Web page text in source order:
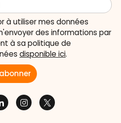
à utiliser mes données
des informations par
à sa politique de
disponible ici.